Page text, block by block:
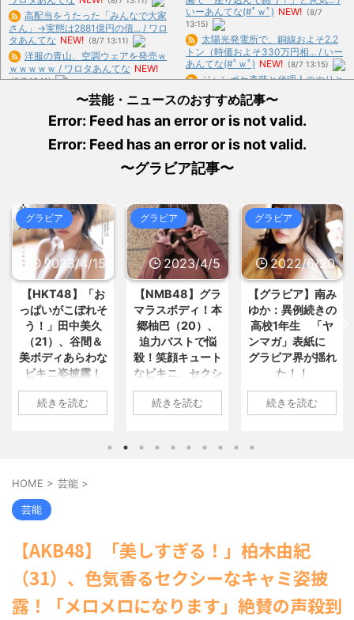
高配当をうたった「みんなで大家
さん」→実態は2881億円の債... / ワロ
タあんてな NEW! (8/7 13:11)
洋服の青山、空調ウェアを発売ｗ
ｗｗｗｗｗ / ワロタあんてな NEW!
(8/7 13:11)
【パシフィック・リム】
MODEROID「ジプシー・デンジャ
ー... / ワロタあんてな NEW!
(8/7
【衝撃】「実は日本でしか人気が
ない」と知りてマジでビビり申し... /
(8/7 12:15)
娠した」って言われたんやが・・... /
おまとめ : おすすめ NEW! (8/7 12:11)
【苦痛】採精室とかいう男性の尊
厳破壊される部屋www / おまとめ :
おすすめ NEW! (8/7 12:11)
片頭痛持ちの会社員だけど質問あ
る？【市販薬・予兆】 / おまとめ : お
すすめ NEW! (8/7 12:03)
南極の血の滝に古代海洋微生物の
子孫が生息。かつての海だった痕... /
おまとめ : おすすめ NEW! (8/7 11:57)
ういう時にどこに建てるのかわか... /
気になるニュースまとめアンテナ
してる奴らって幾らならOKな... / 気に
【悲報】乃木中３０ｔｈヒット祈
願が死ぬほど / 気になるニュースまと
めアンテナ
い食べ方。そして雪美と食べる... / 気
になるニュースまとめアンテナ (8/29
【速報】スプラトゥーン公式、謝
(8/28 23:50)
いーあんてな(#ﾟｗﾟ) NEW! (8/7
13:15)
太陽光発電所で、銅線およそ2.2
トン（時価およそ330万円相... / いー
あんてな(#ﾟｗﾟ) NEW! (8/7 13:15)
ジャンポケ斎藤と代理人のやりと
り、「地獄すぎて完全にコントに... /
いーあんてな(#ﾟｗﾟ)
13:15)
税を0％にできません！」 → ... / いー
【画像】露悪アニメ化ブーム、は
【仰天】外国人「日本に夢中なア
メリカ人は迷惑?」日本人の回答... /
5chまとめMAP(総合) NEW! (8/7
13:15)
ダイアンのじゃない方がユースケ
さんになってしまっているという... /
5chまとめMAP(総合) NEW! (8/7
13:09)
【謎】女「43億円注文して………
キャンセルっと！」←こいつの... /
5chまとめMAP(総合) NEW! (8/7
13:09)
【栃木】「暴走族じゃないのにコ
5chまとめMAP(総合) NEW! (8/7
12:47)
ゅーすなう！ まとめアンテナ
すなう！ まとめアンテナ (7/30
22:16)
勇気を出して白人美女にチン凸し
たアジア人短小男♂、爆笑されて... /
にゅーすなう！ まとめアンテナ
(7/30 22:06)
〜芸能・ニュースのおすすめ記事〜
Error: Feed has an error or is not valid.
Error: Feed has an error or is not valid.
〜グラビア記事〜
グラビア
2023/4/5
【NMB48】グラ
マラスボディ！本
郷柚巴（20）、
迫力バストで悩
殺！笑顔キュート
なビキニ、セクシ
ーニット、ランジ
ェリー姿披露
NMB48の本郷柚巴
が、漫画誌『ヤン
グアニマル』（白
イト『ヤングアニ
マルWeb』のグラ
ビアに初登場し
ボディを武器に、
続きを読む
グラビア
2022/6/20
【グラビア】南み
ゆか：異例続きの
高校1年生 「ヤ
ンマガ」表紙に
グラビア界が揺れ
た！！
1: 名無しさん
2022/06/20(月)
「OS☆K」の南み
ゆかさんが、6月
20日発売のマンガ
ガジン」（講談
続きを読む
グラビア
2022/6/18
【速報です!!!】中
川翔子「写真集」
2位 8キロ減の
ランジェリーカッ
トほか「今まで以
上に攻めた」過去
最高に色っぽ
い“しょこたん”満
1: 名無しさん
ルミライ』（講談
部を売り上げ、
週間BOOKランキ
続きを読む
HOME > 芸能 >
芸能
【AKB48】「美しすぎる！」柏木由紀
（31）、色気香るセクシーなキャミ姿披
露！「メロメロになります」絶賛の声殺到